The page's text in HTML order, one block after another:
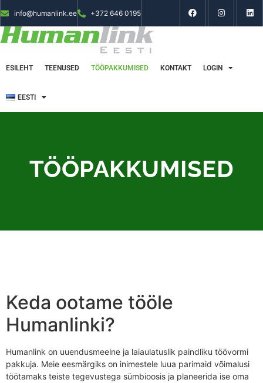
info@humanlink.ee +372 646 0195
ESILEHT TEENUSED TÖÖPAKKUMISED KONTAKT LOGIN
EESTI
TÖÖPAKKUMISED
Keda ootame tööle
Humanlinki?
Humanlink on uuendusmeelne ja laiaulatuslik paindliku töövormi
pakkuja. Meie eesmärgiks on inimestele luua parimaid võimalusi
töötamaks teiste tegevustega sümbioosis ja planeerida ise oma